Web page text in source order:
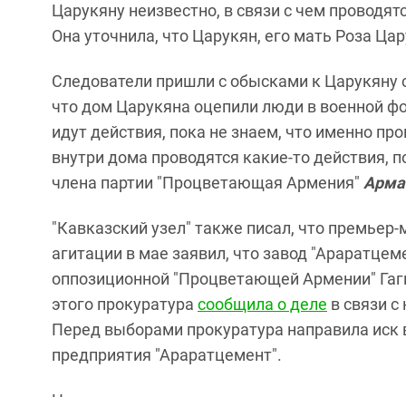
Царукяну неизвестно, в связи с чем
Она уточнила, что Царукян, его мать Роза
Следователи пришли с обысками к Царукяну
что дом Царукяна оцепили люди в военной
идут действия, пока не знаем, что именно
внутри дома проводятся какие-то действия,
члена партии "Процветающая Армения"
"Кавказский узел" также писал, что
агитации в мае заявил, что завод
оппозиционной "Процветающей Армении"
этого прокуратура сообщила о деле в связи
Перед выборами прокуратура направила
предприятия "Араратцемент".